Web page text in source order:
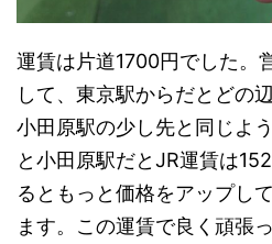
運賃は片道1700円でした。
して、東京駅からだとどの
小田原駅の少し先と同じよ
と小田原駅だとJR運賃は
るともっと価格をアップし
ます。この運賃で良く頑張